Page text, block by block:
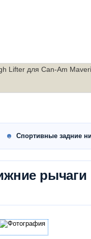
Lifter для Can-Am
Спортивные задние